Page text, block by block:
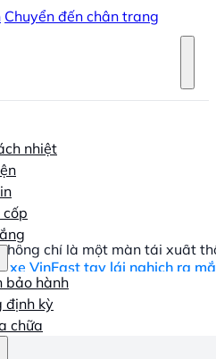
Chuyển đến chân trang
nhiệt
cốp
bảo hành
định kỳ
chữa
GIIAS 2025,
sắp một lần nữa dậy sóng
chỉ là một màn tái xuất
xe VinFast tay lái nghịch ra
đảo.